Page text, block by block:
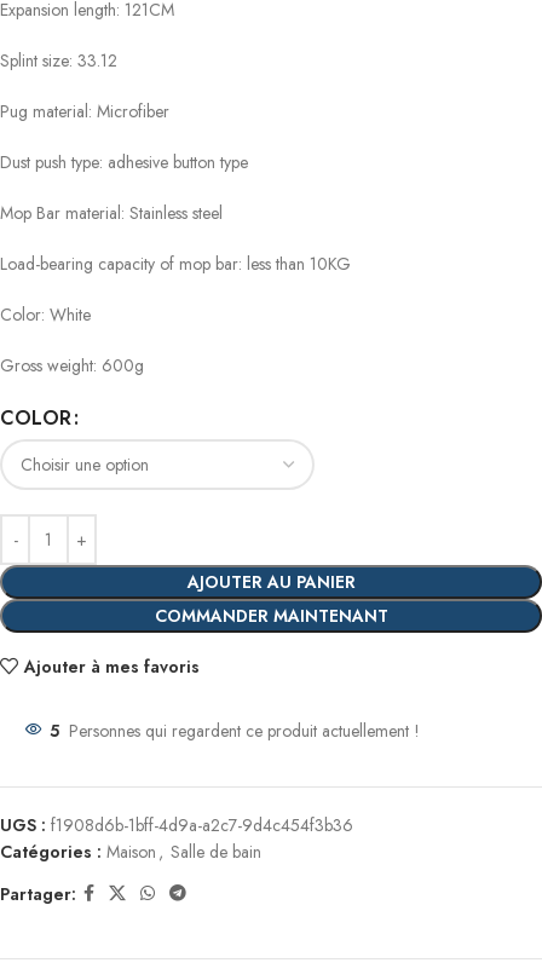
Expansion length: 121CM
Splint size: 33.12
Pug material: Microfiber
Dust push type: adhesive button type
Mop Bar material: Stainless steel
Load-bearing capacity of mop bar: less than 10KG
Color: White
Gross weight: 600g
COLOR
AJOUTER AU PANIER
COMMANDER MAINTENANT
Ajouter à mes favoris
5 Personnes qui regardent ce produit actuellement !
UGS : f1908d6b-1bff-4d9a-a2c7-9d4c454f3b36
Catégories : Maison , Salle de bain
Partager: